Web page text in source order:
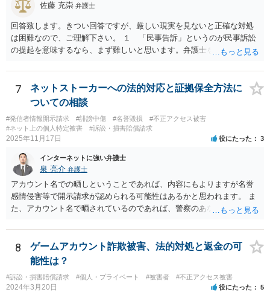
佐藤 充崇 弁護士
回答致します。きつい回答ですが、厳しい現実を見ないと正確な対処
は困難なので、ご理解下さい。 １ 「民事告訴」というのが民事訴訟
の提起を意味するなら、まず難しいと思います。弁護士を頼まないと
出来ますが、警察が真剣に捜査する可能性は低いです。ゲームアカウ
ントの売買禁止のアプリの場合、相談者の方に犯罪が成立しうると警
告を出される恐れすらあります。 ３ 捕まる可能性はそれほど高くな
いですが、２のような警告や取り調べはされる可能性はゼロではあり
ません。 ４ １で述べた通り、弁護士を依頼出来ないとなると、相手
の氏名・住所の特定が困難で、事実上民事訴訟提起は困難だからで
7
ネットストーカーへの法的対応と証拠保全方法に
ついての相談
#発信者情報開示請求 #誹謗中傷 #名誉毀損
#不正アクセス被害
#ネット上の個人特定被害
#訴訟・損害賠償請求
2025年11月17日 役にたった 3
インターネットに強い弁護士
泉 亮介 弁護士
アカウント名での晒しということであれば、内容にもよりますが名誉
感情侵害等で開示請求が認められる可能性はあるかと思われます。 ま
た、アカウント名で晒されているのであれば、警察のあなたのことで
民事で開示請求の上で慰謝料請求をするとなる場合、弁護士費用につ
いては数十万円から100万円程度かかる場合が多く、相手から回収でき
る金額は高額にはなりにくいため、赤字となってしまうリスクはある
かと思われますので、経済的なメリットを求めて弁護士を立てるとい
う場合は慎重に検討される必要があるでしょう。
8
ゲームアカウント詐欺被害、法的対処と返金の可
能性は？
#訴訟・損害賠償請求 #個人・プライベート #被害者 #不正アクセス被害
2024年3月20日 役にたった 5